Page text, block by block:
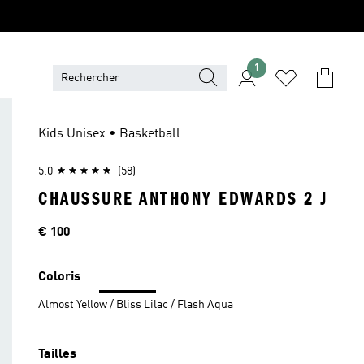
1
Kids Unisex • Basketball
5.0 (58)
CHAUSSURE ANTHONY EDWARDS 2 J
Price
€ 100
Coloris
Almost Yellow / Bliss Lilac / Flash Aqua
Tailles